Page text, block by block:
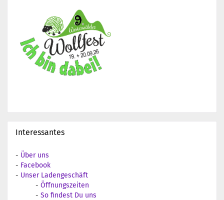
Interessantes
- Über uns
- Facebook
- Unser Ladengeschäft
- Öffnungszeiten
- So findest Du uns